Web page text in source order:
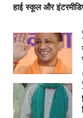
हाई स्कूल और